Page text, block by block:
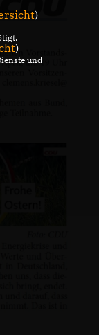
)
)
und